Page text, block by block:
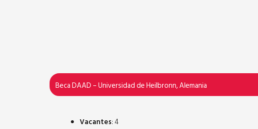
Beca DAAD – Universidad de Heilbronn, Alemania
Vacantes: 4